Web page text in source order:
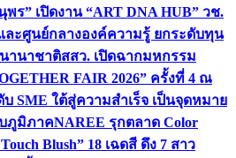
พร” เปิดงาน “ART DNA HUB” วช.
ะศูนย์กลางองค์ความรู้ ยกระดับทุน
านาชาติสสว. เปิดฉากมหกรรม
FAIR 2026” ครั้งที่ 4 ณ
SME ใต้สู่ความสำเร็จ เป็นจุดหมาย
ภูมิภาคNAREE รุกตลาด Color
Blush” 18 เฉดสี ดึง 7 สาว